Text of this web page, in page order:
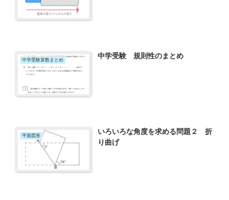
中学受験算数まとめ 中学受験 規則性のまとめ
平面図形
いろいろな角度を求める問題２ 折
り曲げ